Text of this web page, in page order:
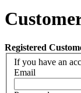
Registered
If you have an
Email